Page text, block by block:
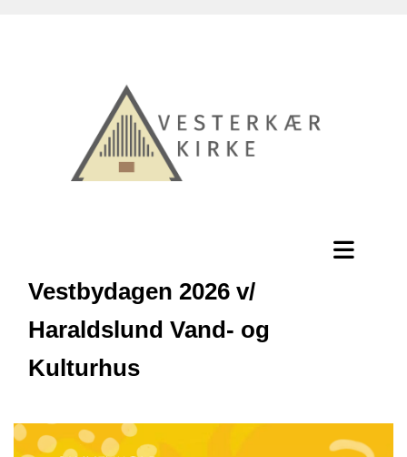
Vestbydagen 2026 v/
Haraldslund Vand- og
Kulturhus